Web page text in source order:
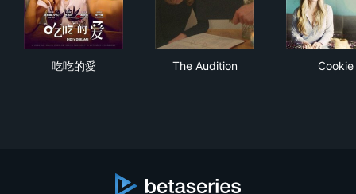
吃吃的愛 The Audition Cookie